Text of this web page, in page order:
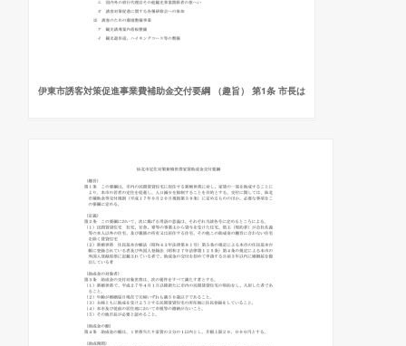
伊東市誘客対策促進事業費補助金交付要綱 （趣旨） 第1条 市長は